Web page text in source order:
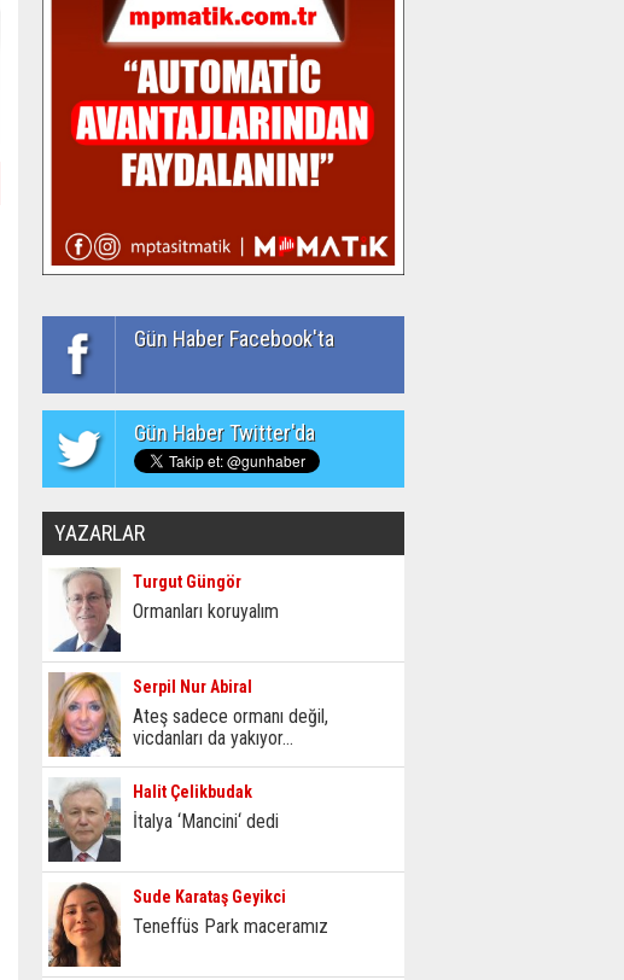
Gün Haber Facebook'ta
Gün Haber Twitter'da
YAZARLAR
Turgut Güngör
Ormanları koruyalım
Serpil Nur Abiral
Ateş sadece ormanı değil,
vicdanları da yakıyor...
Halit Çelikbudak
İtalya ‘Mancini‘ dedi
Sude Karataş Geyikci
Teneffüs Park maceramız